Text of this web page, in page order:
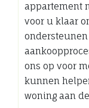
appartement
voor u klaar
ons op voor
kunnen
woning aan